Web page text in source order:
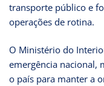
transporte público e
operações de rotina.
O Ministério do
emergência nacional,
o país para manter a